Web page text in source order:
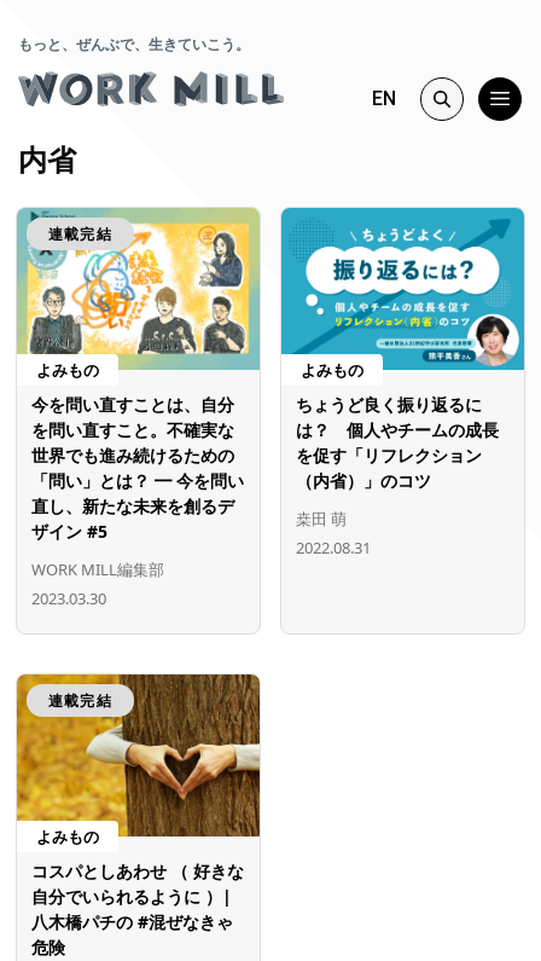
もっと、ぜんぶで、生きていこう。
EN
内省
連載完結
よみもの
今を問い直すことは、自分
を問い直すこと。不確実な
世界でも進み続けるための
「問い」とは？ ━ 今を問い
直し、新たな未来を創るデ
ザイン #5
WORK MILL編集部
2023.03.30
よみもの
ちょうど良く振り返るに
は？ 個人やチームの成長
を促す「リフレクション
（内省）」のコツ
桒田 萌
2022.08.31
連載完結
よみもの
コスパとしあわせ （ 好きな
自分でいられるように ）|
八木橋パチの #混ぜなきゃ
危険